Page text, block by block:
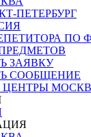
ПЕТЕРБУРГ
ПО
ЗАЯВКУ
СООБЩЕНИЕ
ЦЕНТРЫ